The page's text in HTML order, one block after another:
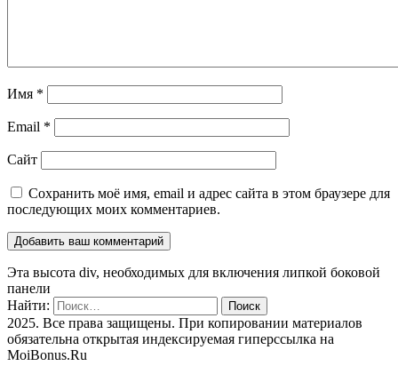
Имя *
Email *
Сайт
Сохранить моё имя, email и адрес сайта в этом браузере для
последующих моих комментариев.
Эта высота div, необходимых для включения липкой боковой
панели
Найти:
2025. Все права защищены. При копировании материалов
обязательна открытая индексируемая гиперссылка на
MoiBonus.Ru